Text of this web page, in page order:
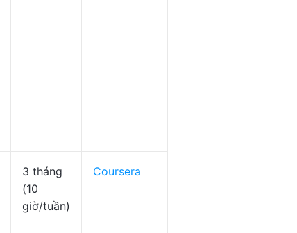
3 tháng
(10
giờ/tuần)
Coursera